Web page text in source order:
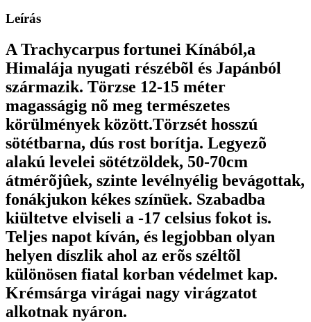
Leírás
A Trachycarpus fortunei Kínából,a
Himalája nyugati részébõl és Japánból
származik. Törzse 12-15 méter
magasságig nõ meg természetes
körülmények között.Törzsét hosszú
sötétbarna, dús rost borítja. Legyezõ
alakú levelei sötétzöldek, 50-70cm
átmérõjûek, szinte levélnyélig bevágottak,
fonákjukon kékes színüek. Szabadba
kiültetve elviseli a -17 celsius fokot is.
Teljes napot kíván, és legjobban olyan
helyen díszlik ahol az erõs széltõl
különösen fiatal korban védelmet kap.
Krémsárga virágai nagy virágzatot
alkotnak nyáron.